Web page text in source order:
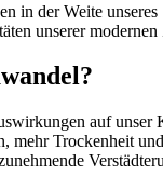
in der Weite
unserer
auf
mehr Trockenheit